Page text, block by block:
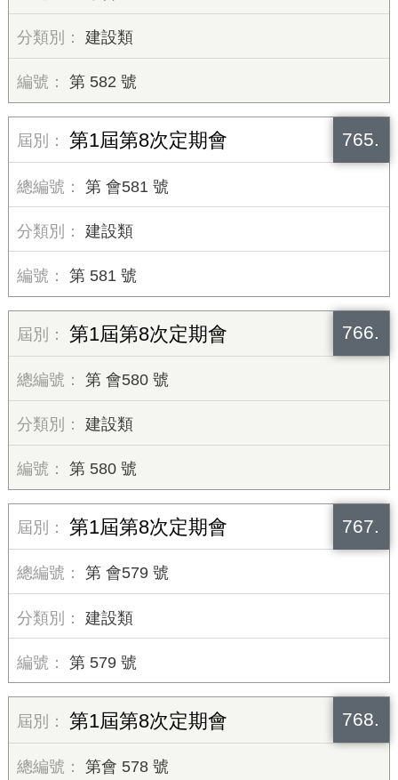
建設類
第 582 號
765.
第1屆第8次定期會
第 會581 號
建設類
第 581 號
766.
第1屆第8次定期會
第 會580 號
建設類
第 580 號
767.
第1屆第8次定期會
第 會579 號
建設類
第 579 號
768.
第1屆第8次定期會
第會 578 號